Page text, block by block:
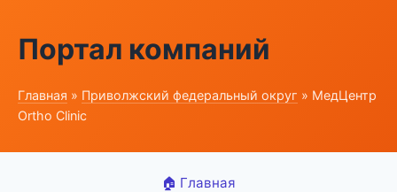
Портал компаний
Главная » Приволжский федеральный округ » МедЦентр
Ortho Clinic
🏠 Главная